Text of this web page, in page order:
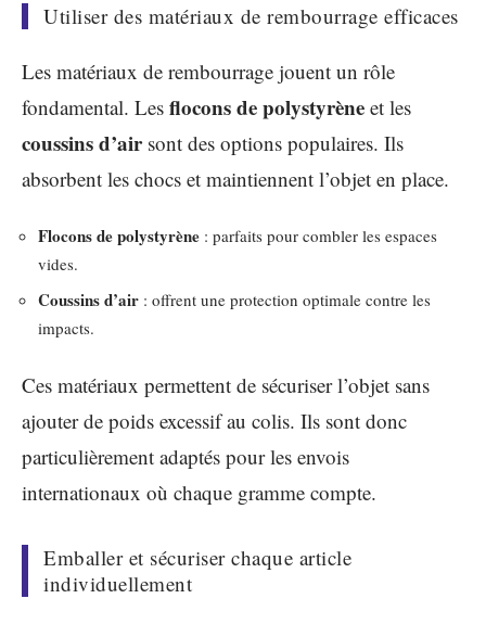
Utiliser des matériaux de rembourrage efficaces
Les matériaux de rembourrage jouent un rôle
fondamental. Les flocons de polystyrène et les
coussins d’airsont des options populaires. Ils
absorbent les chocs et maintiennent l’objet en place.
Flocons de polystyrène : parfaits pour combler les espaces
vides.
Coussins d’air : offrent une protection optimale contre les
impacts.
Ces matériaux permettent de sécuriser l’objet sans
ajouter de poids excessif au colis. Ils sont donc
particulièrement adaptés pour les envois
internationaux où chaque gramme compte.
Emballer et sécuriser chaque article
individuellement